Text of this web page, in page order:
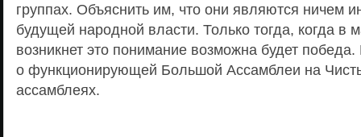
группах. Объяснить им, что они являются ничем
будущей народной власти. Только тогда, когда в
возникнет это понимание возможна будет
о функционирующей Большой Ассамблеи на
ассамблеях.